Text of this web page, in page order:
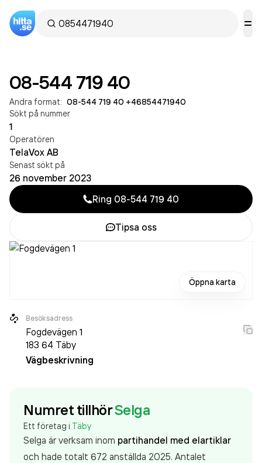
08-544 719 40
Andra format: 08-544 719 40 +46854471940
Sökt på nummer
1
Operatören
TelaVox AB
Senast sökt på
26 november 2023
Ring 08-544 719 40
Tipsa oss
Öppna karta
Besöksadress
Fogdevägen 1
183 64 Täby
Vägbeskrivning
Numret tillhörSelga
Ett företag i Täby
Selga är verksam inom partihandel med elartiklar
och hade totalt 672 anställda 2025. Antalet